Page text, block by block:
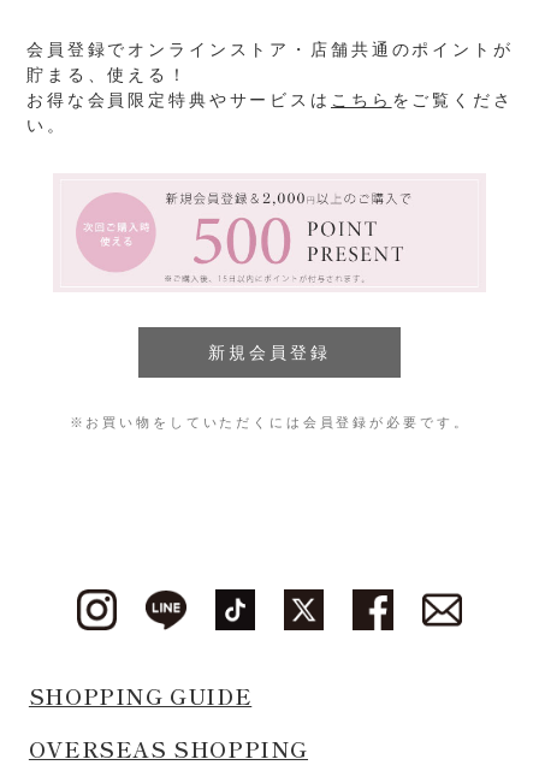
会員登録でオンラインストア・店舗共通のポイントが
貯まる、使える！
お得な会員限定特典やサービスは こちら をご覧くださ
い。
※お買い物をしていただくには会員登録が必要です。
SHOPPING GUIDE
OVERSEAS SHOPPING